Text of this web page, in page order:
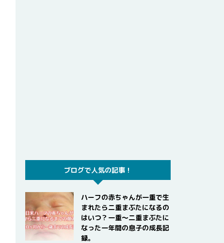
ブログで人気の記事！
ハーフの赤ちゃんが一重で生
まれたら二重まぶたになるの
はいつ？一重〜二重まぶたに
なった一年間の息子の成長記
録。